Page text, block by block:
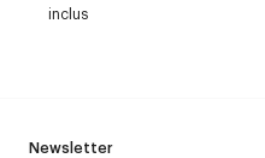
inclus
Newsletter